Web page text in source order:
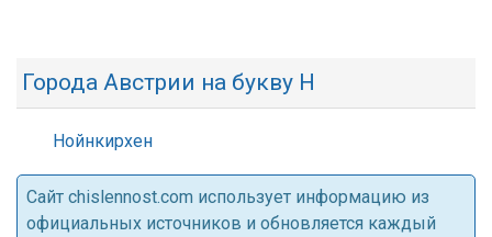
Города Австрии на букву Н
Нойнкирхен
Cайт chislennost.com использует информацию из
официальных источников и обновляется каждый